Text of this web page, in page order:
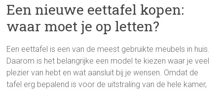
Een nieuwe eettafel kopen:
waar moet je op letten?
Een eettafel is een van de meest gebruikte meubels in huis.
Daarom is het belangrijke een model te kiezen waar je veel
plezier van hebt en wat aansluit bij je wensen. Omdat de
tafel erg bepalend is voor de uitstraling van de hele kamer,